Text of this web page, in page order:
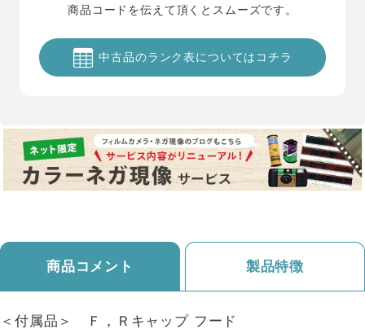
商品コードを伝えて頂くとスムーズです。
中古品のランク表についてはコチラ
商品コメント 製品特徴
＜付属品＞ Ｆ，Ｒキャップ フード